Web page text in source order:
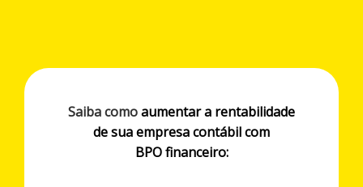
Saiba comoaumentar a rentabilidade
de sua empresa contábil com
BPO financeiro: